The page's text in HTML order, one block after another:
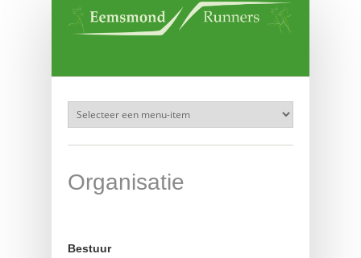
Overslaan en naar de inhoud gaan
Organisatie
Bestuur